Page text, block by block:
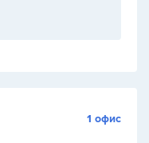
1 офис